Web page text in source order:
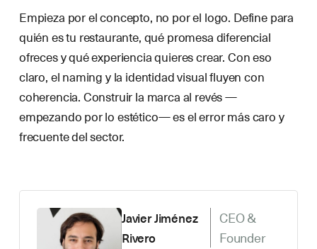
Empieza por el concepto, no por el logo. Define para
quién es tu restaurante, qué promesa diferencial
ofreces y qué experiencia quieres crear. Con eso
claro, el naming y la identidad visual fluyen con
coherencia. Construir la marca al revés —
empezando por lo estético— es el error más caro y
frecuente del sector.
Javier Jiménez
Rivero
CEO &
Founder